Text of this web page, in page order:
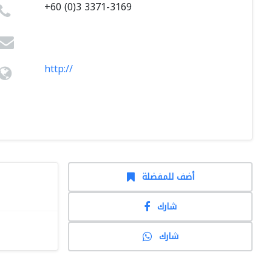
+60 (0)3 3371-3169
http://
أضف للمفضلة
شارك
شارك